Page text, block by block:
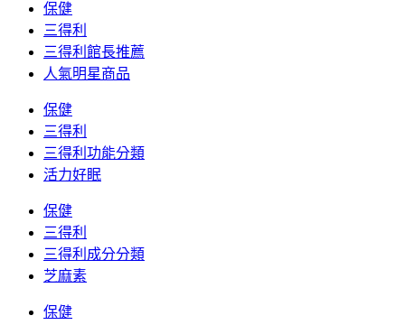
保健
三得利
三得利館長推薦
人氣明星商品
保健
三得利
三得利功能分類
活力好眠
保健
三得利
三得利成分分類
芝麻素
保健